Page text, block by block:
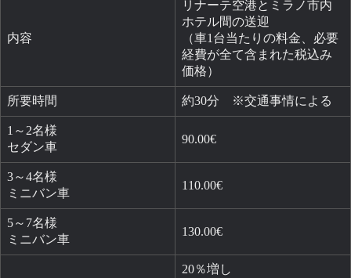
内容
リナーテ空港とミラノ市内
ホテル間の送迎
（車1台当たりの料金、必要
経費が全て含まれた税込み
価格）
所要時間 約30分 ※交通事情による
1～2名様
セダン車
90.00€
3～4名様
ミニバン車
110.00€
5～7名様
ミニバン車
130.00€
20％増し